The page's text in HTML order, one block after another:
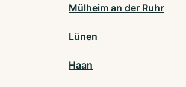
Mülheim an der Ruhr
Lünen
Haan